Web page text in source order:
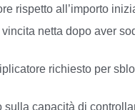
rispetto all’importo
netta dopo aver
richiesto per
sulla capacità di